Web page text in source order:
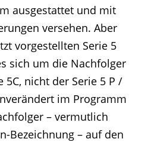
ausgestattet und mit
versehen. Aber
vorgestellten Serie 5
sich um die Nachfolger
5C, nicht der Serie 5 P /
im Programm
– vermutlich
Bezeichnung – auf den